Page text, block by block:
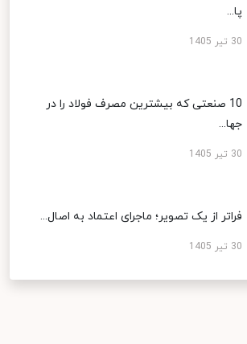
پا...
30 تیر 1405
10 صنعتی که بیشترین مصرف فولاد را در
جها...
30 تیر 1405
فراتر از یک تصویر؛ ماجرای اعتماد به اصال...
30 تیر 1405